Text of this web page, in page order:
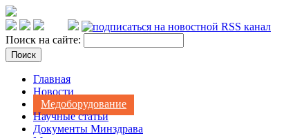
Поиск на сайте:
Главная
Новости
Медоборудование
Научные статьи
Документы Минздрава